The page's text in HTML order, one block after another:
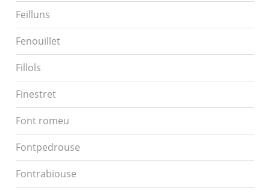
Feilluns
Fenouillet
Fillols
Finestret
Font romeu
Fontpedrouse
Fontrabiouse